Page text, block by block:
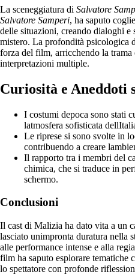
La sceneggiatura di Salvatore
Salvatore Samperi, ha saputo
delle situazioni, creando dialoghi
mistero. La profondità psicologica
forza del film, arricchendo la
interpretazioni multiple.
Curiosità e Aneddoti
I costumi depoca sono stati
latmosfera sofisticata
Le riprese si sono svolte in
contribuendo a creare
Il rapporto tra i membri del
chimica, che si traduce in
schermo.
Conclusioni
Il cast di Malizia ha dato vita a un
lasciato unimpronta duratura nella
alle performance intense e alla
film ha saputo esplorare tematiche
lo spettatore con profonde